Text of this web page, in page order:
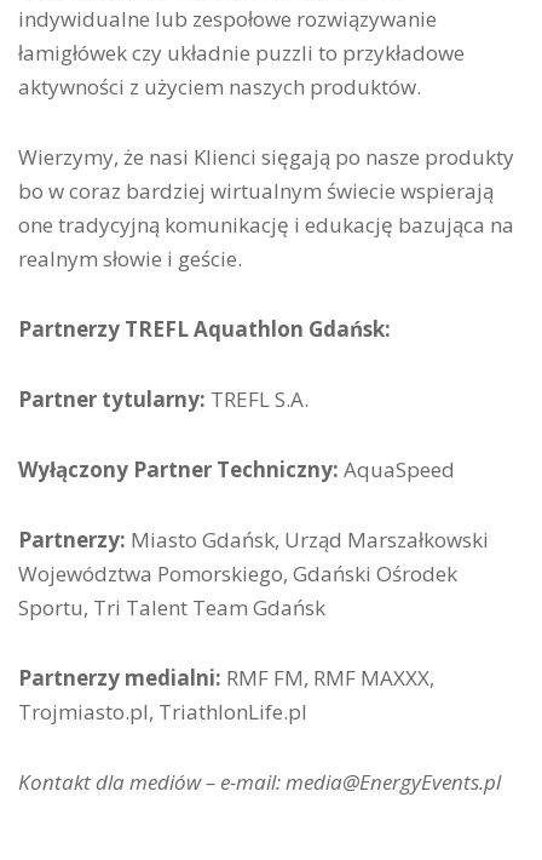
indywidualne lub zespołowe rozwiązywanie
łamigłówek czy układnie puzzli to przykładowe
aktywności z użyciem naszych produktów.
Wierzymy, że nasi Klienci sięgają po nasze produkty
bo w coraz bardziej wirtualnym świecie wspierają
one tradycyjną komunikację i edukację bazująca na
realnym słowie i geście.
Partnerzy TREFL Aquathlon Gdańsk:
Partner tytularny: TREFL S.A.
Wyłączony Partner Techniczny: AquaSpeed
Partnerzy: Miasto Gdańsk, Urząd Marszałkowski
Województwa Pomorskiego, Gdański Ośrodek
Sportu, Tri Talent Team Gdańsk
Partnerzy medialni: RMF FM, RMF MAXXX,
Trojmiasto.pl, TriathlonLife.pl
Kontakt dla mediów – e-mail: media@EnergyEvents.pl